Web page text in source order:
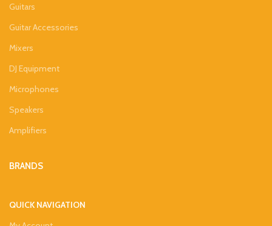
Guitars
Guitar Accessories
Mixers
DJ Equipment
Microphones
Speakers
Amplifiers
BRANDS
QUICK NAVIGATION